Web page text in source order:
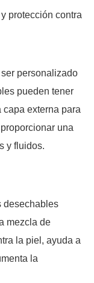
protección contra
personalizado
pueden tener
externa para
una
y fluidos.
desechables
mezcla de
la piel, ayuda a
la